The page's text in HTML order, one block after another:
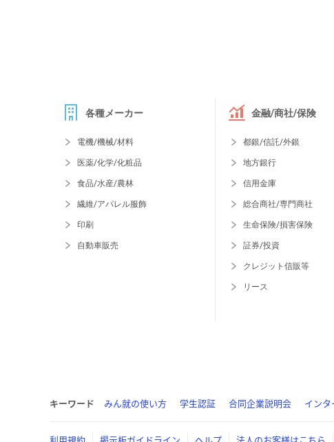
各種メーカー
電機/機械/材料
医薬/化学/化粧品
食品/水産/農林
繊維/アパレル服飾
印刷
自動車販売
金融/商社/保険
都銀/信託/外銀
地方銀行
信用金庫
総合商社/専門商社
生命保険/損害保険
証券/投資
クレジット信販等
リース
キーワード みん就の使い方 学生認証 合同企業説明会 インタ